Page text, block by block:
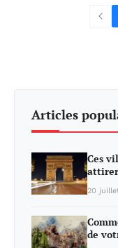
Articles
Ces
20
de